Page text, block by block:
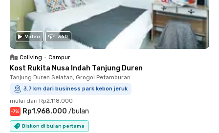
Video 360
Coliving • Campur
Kost Rukita Nusa Indah Tanjung Duren
Tanjung Duren Selatan, Grogol Petamburan
3.7 km dari business park kebon jeruk
mulai dari Rp2.118.000
-7% Rp1.968.000 /bulan
Diskon di bulan pertama